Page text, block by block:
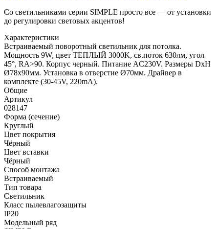
Со светильниками серии SIMPLE просто все — от установки
до регулировки световых акцентов!
Характеристики
Встраиваемый поворотный светильник для потолка.
Мощность 9W, цвет ТЕПЛЫЙ 3000K, св.поток 630лм, угол
45°, RA>90. Корпус черный. Питание AC230V. Размеры DxH
Ø78x90мм. Установка в отверстие Ø70мм. Драйвер в
комплекте (30-45V, 220mA).
Общие
Артикул
028147
Форма (сечение)
Круглый
Цвет покрытия
Чёрный
Цвет вставки
Чёрный
Способ монтажа
Встраиваемый
Тип товара
Светильник
Класс пылевлагозащиты
IP20
Модельный ряд